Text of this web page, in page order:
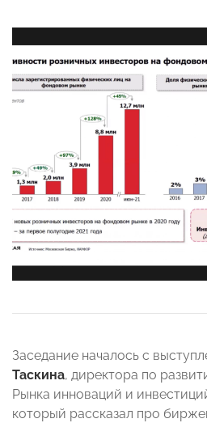
Заседание началось с
Таскина, директора по
Рынка инноваций и
который рассказал про